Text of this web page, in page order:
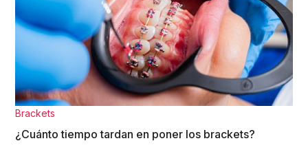
Brackets
¿Cuánto tiempo tardan en poner los brackets?